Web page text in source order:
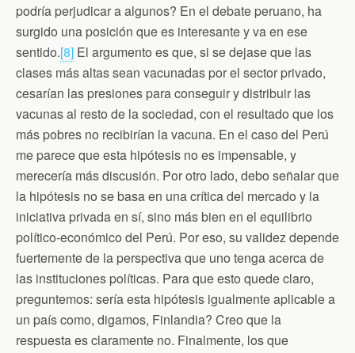
podría perjudicar a algunos? En el debate peruano, ha
surgido una posición que es interesante y va en ese
sentido.[8] El argumento es que, si se dejase que las
clases más altas sean vacunadas por el sector privado,
cesarían las presiones para conseguir y distribuir las
vacunas al resto de la sociedad, con el resultado que los
más pobres no recibirían la vacuna. En el caso del Perú
me parece que esta hipótesis no es impensable, y
merecería más discusión. Por otro lado, debo señalar que
la hipótesis no se basa en una crítica del mercado y la
iniciativa privada en sí, sino más bien en el equilibrio
político-económico del Perú. Por eso, su validez depende
fuertemente de la perspectiva que uno tenga acerca de
las instituciones políticas. Para que esto quede claro,
preguntemos: sería esta hipótesis igualmente aplicable a
un país como, digamos, Finlandia? Creo que la
respuesta es claramente no. Finalmente, los que